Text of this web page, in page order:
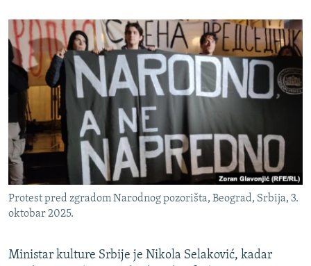
Protest pred zgradom Narodnog pozorišta, Beograd, Srbija, 3.
oktobar 2025.
Ministar kulture Srbije je Nikola Selaković, kadar